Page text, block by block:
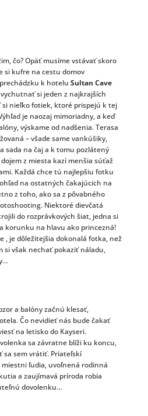
čo? Opäť musíme vstávať skoro
si kufre na cestu domov
k hotelu Sultan Cave
si jeden z najkrajších
si nieľko fotiek, ktoré prispejú k tej
je naozaj mimoriadny, a keď
výskame od nadšenia. Terasa
– všade same vankúšiky,
sada na čaj a k tomu pozlátený
z miesta kazí menšia súťaž
Každá chce tú najlepšiu fotku
na ostatných čakajúcich na
z toho, ako sa z pôvabného
Niektoré dievčatá
do rozprávkových šiat, jedna si
korunku na hlavu ako princezná!
, je dôležitejšia dokonalá fotka, než
si však nechať pokaziť náladu,
a balóny začnú klesať,
Čo nevidieť nás bude čakať
na letisko do Kayseri.
sa závratne blíži ku koncu,
sa sem vrátiť. Priateľskí
ľudia, uvoľnená rodinná
a zaujímavá príroda robia
dovolenku…